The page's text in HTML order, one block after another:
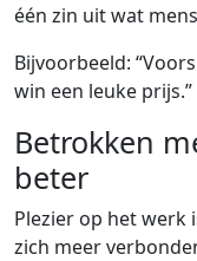
één zin uit wat
Bijvoorbeeld:
win een leuke prijs.”
Betrokken
beter
Plezier op het werk
zich meer